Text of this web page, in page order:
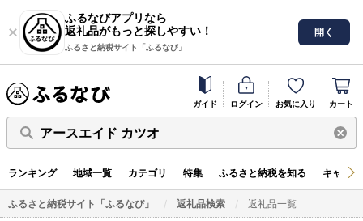
ふるなびアプリなら
返礼品がもっと探しやすい！
ふるさと納税サイト「ふるなび」
開く
ガイド ログイン お気に入り カート
アースエイド カツオ
ランキング 地域一覧 カテゴリ 特集 ふるさと納税を知る キャン
ふるさと納税サイト「ふるなび」 返礼品検索 返礼品一覧